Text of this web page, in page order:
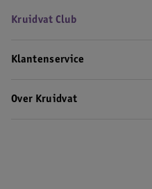
Kruidvat Club
Klantenservice
Over Kruidvat